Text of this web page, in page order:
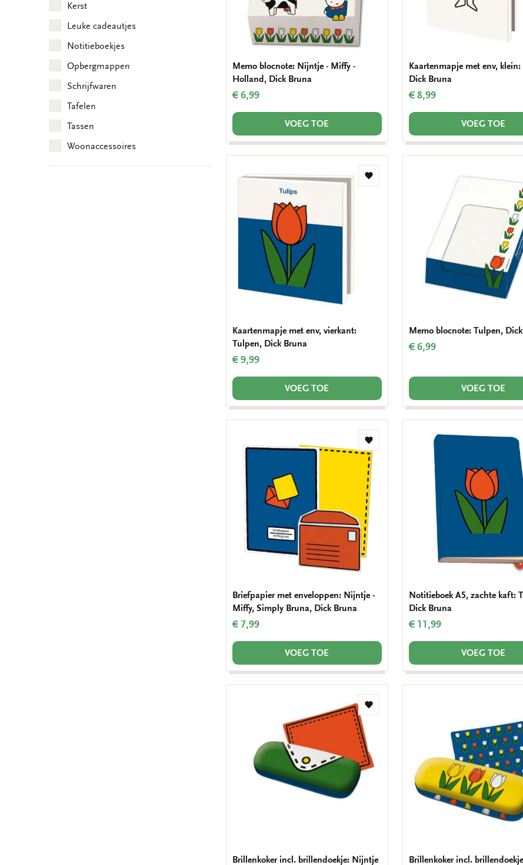
Kerst
Leuke cadeautjes
Notitieboekjes
Opbergmappen
Schrijfwaren
Tafelen
Tassen
Woonaccessoires
Memo blocnote: Nijntje - Miffy -
Holland, Dick Bruna
€ 6,99
VOEG TOE
Kaartenmapje met env, klein:
Dick Bruna
€ 8,99
VOEG TOE
Toevoegen
Kaartenmapje met env, vierkant:
Tulpen, Dick Bruna
€ 9,99
VOEG TOE
Memo blocnote: Tulpen,
€ 6,99
VOEG TOE
Toevoegen
aan
verlanglijst
Briefpapier met enveloppen: Nijntje -
Miffy, Simply Bruna, Dick Bruna
€ 7,99
VOEG TOE
Notitieboek A5, zachte kaft:
Dick Bruna
€ 11,99
VOEG TOE
Toevoegen
Brillenkoker incl. brillendoekje: Nijntje
Brillenkoker incl.